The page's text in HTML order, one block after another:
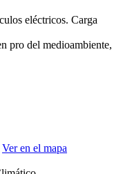
Carga
Ver en el mapa